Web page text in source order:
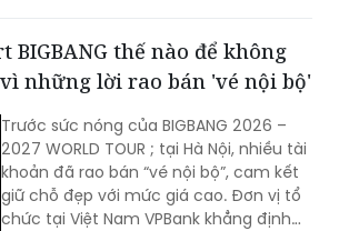
nhất miền Tây vào tháng 10 tới.
BIGBANG thế nào để không
những lời rao bán 'vé nội bộ'
Trước sức nóng của BIGBANG 2026 –
2027 WORLD TOUR ; tại Hà Nội, nhiều tài
khoản đã rao bán “vé nội bộ”, cam kết
giữ chỗ đẹp với mức giá cao. Đơn vị tổ
chức tại Việt Nam VPBank khẳng định